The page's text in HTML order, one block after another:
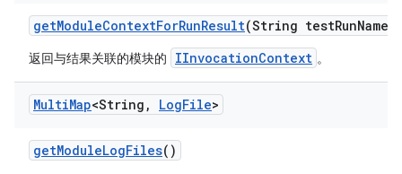
getModuleContextForRunResult(String testRunName)
返回与结果关联的模块的 IInvocationContext 。
MultiMap<String , LogFile>
getModuleLogFiles()